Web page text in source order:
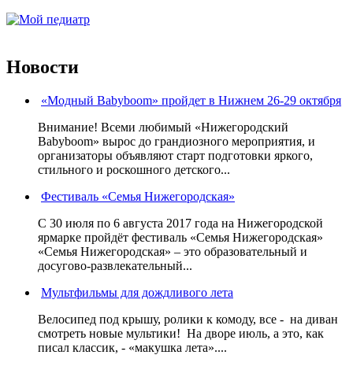
Новости
«Модный Babyboom» пройдет в Нижнем 26-29 октября
Внимание! Всеми любимый «Нижегородский
Babyboom» вырос до грандиозного мероприятия, и
организаторы объявляют старт подготовки яркого,
стильного и роскошного детского...
Фестиваль «Семья Нижегородская»
С 30 июля по 6 августа 2017 года на Нижегородской
ярмарке пройдёт фестиваль «Семья Нижегородская»
«Семья Нижегородская» – это образовательный и
досугово-развлекательный...
Мультфильмы для дождливого лета
Велосипед под крышу, ролики к комоду, все - на диван
смотреть новые мультики! На дворе июль, а это, как
писал классик, - «макушка лета»....